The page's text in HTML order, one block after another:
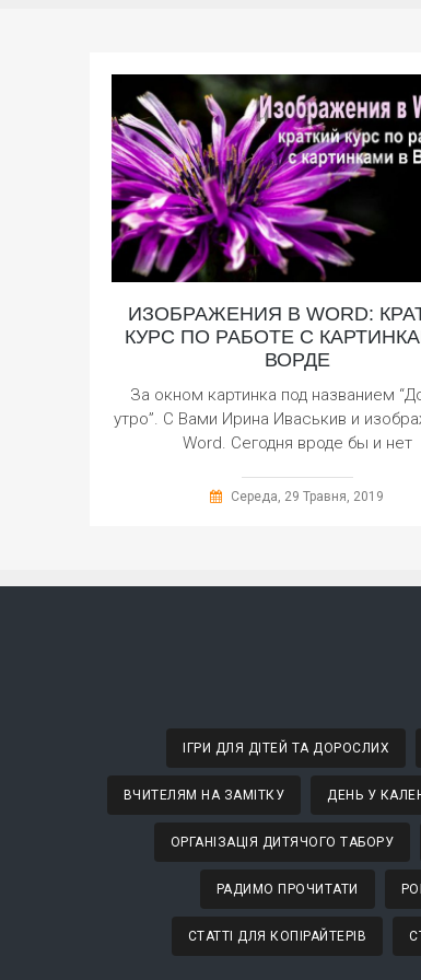
ИЗОБРАЖЕНИЯ В WORD:
КУРС ПО РАБОТЕ С
ВОРДЕ
За окном картинка под названием
утро”. С Вами Ирина Иваськив и
Word. Сегодня вроде бы и нет
Середа, 29 Травня, 2019
ІГРИ ДЛЯ ДІТЕЙ ТА ДОРОСЛИХ
ВЧИТЕЛЯМ НА ЗАМІТКУ ДЕНЬ У
ОРГАНІЗАЦІЯ ДИТЯЧОГО ТАБОРУ
РАДИМО ПРОЧИТАТИ
СТАТТІ ДЛЯ КОПІРАЙТЕРІВ